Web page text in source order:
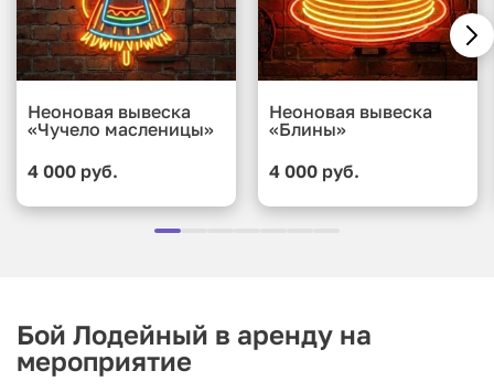
Неоновая вывеска
«Чучело масленицы»
4 000 руб.
Неоновая вывеска
«Блины»
4 000 руб.
Бой Лодейный в аренду на
мероприятие